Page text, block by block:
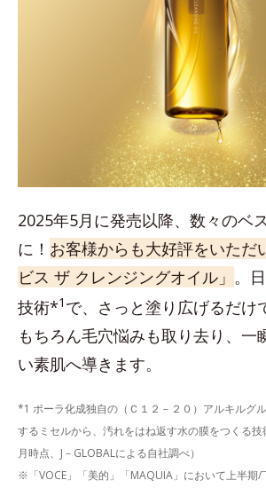
2025年5月に発売以降、数々のベ
に！ お客様からも大好評をいただ
ビス ザ クレンジングオイル」 。
技術*1 で、さっと塗り広げるだけ
もちろん毛穴悩みも取り去り、一
い素肌へ導きます。
*1 ポーラ化成独自の（Ｃ１２－２０）アルキルグ
するミセルから、汚れをはね返す水の膜をつくる
月時点、J－GLOBALによる自社調べ）
※「VOCE」「美的」「MAQUIA」において上半期/